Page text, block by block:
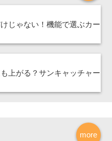
じゃない！機能で選ぶカー
上がる？サンキャッチャー
more